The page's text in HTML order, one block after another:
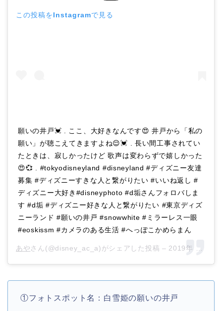
この投稿をInstagramで見る
願いの井戸💓 . ここ、大好きなんです😍 井戸から「私の
願い」が聴こえてきますよね😌💓 . 長い間工事されてい
たときは、寂しかったけど 歌声は変わらずで嬉しかった
😍💞 . #tokyodisneyland #disneyland #ディズニー友達
募集 #ディズニーすきな人と繋がりたい #いいね返し #
ディズニー大好き#disneyphoto #d垢さんフォロバしま
す #d垢 #ディズニー好きな人と繋がりたい #東京ディズ
ニーランド #願いの井戸 #snowwhite #ミラーレス一眼
#eoskissm #カメラのある生活 #へっぽこかめらまん
あやさん(@disney_ac_a)がシェアした投稿 – 2019年 2月月6日午後4時48分PST
①フォトスポット名：白雪姫の願いの井戸